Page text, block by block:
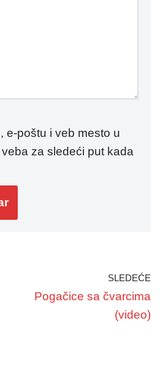
e-poštu i veb mesto u
za sledeći put kada
SLEDEĆE
Pogačice sa čvarcima
(video)